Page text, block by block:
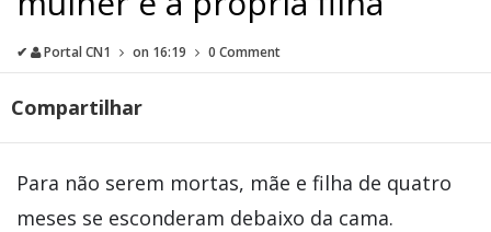
✔ Portal CN1 on 16:19 0 Comment
Compartilhar
Para não serem mortas, mãe e filha de quatro
meses se esconderam debaixo da cama.